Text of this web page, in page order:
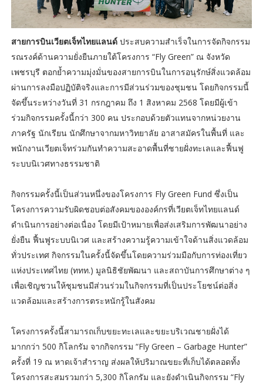
สายการบินเวียตเจ็ทไทยแลนด์ประสบความสำเร็จในการจัดกิจกรรม
รณรงค์ด้านความยั่งยืนภายใต้โครงการ “Fly Green” ณ จังหวัด
เพชรบุรี ตอกย้ำความมุ่งมั่นของสายการบินในการอนุรักษ์สิ่งแวดล้อม
ผ่านการลงมือปฏิบัติจริงและการมีส่วนร่วมของชุมชน โดยกิจกรรมนี้
จัดขึ้นระหว่างวันที่ 31 กรกฎาคม ถึง 1 สิงหาคม 2568 โดยมีผู้เข้า
ร่วมกิจกรรมครั้งนี้กว่า 300 คน ประกอบด้วยตัวแทนจากหน่วยงาน
ภาครัฐ นักเรียน นักศึกษาจากมหาวิทยาลัย อาสาสมัครในพื้นที่ และ
พนักงานเวียตเจ็ทร่วมกันทำความสะอาดพื้นที่ชายฝั่งทะเลและฟื้นฟู
ระบบนิเวศทางธรรมชาติ
กิจกรรมครั้งนี้เป็นส่วนหนึ่งของโครงการ Fly Green Fund ซึ่งเป็น
โครงการความรับผิดชอบต่อสังคมขององค์กรที่เวียตเจ็ทไทยแลนด์
ดำเนินการอย่างต่อเนื่อง โดยมีเป้าหมายเพื่อส่งเสริมการพัฒนาอย่าง
ยั่งยืน ฟื้นฟูระบบนิเวศ และสร้างความรู้ความเข้าใจด้านสิ่งแวดล้อม
ทั่วประเทศ กิจกรรมในครั้งนี้จัดขึ้นโดยความร่วมมือกับการท่องเที่ยว
แห่งประเทศไทย (ททท.) มูลนิธิชัยพัฒนา และสถาบันการศึกษาต่าง ๆ
เพื่อเชิญชวนให้ชุมชนมีส่วนร่วมในกิจกรรมที่เป็นประโยชน์ต่อสิ่ง
แวดล้อมและสร้างการตระหนักรู้ในสังคม
โครงการครั้งนี้สามารถเก็บขยะทะเลและขยะบริเวณชายฝั่งได้
มากกว่า 500 กิโลกรัม จากกิจกรรม “Fly Green – Garbage Hunter”
ครั้งที่ 19 ณ หาดเจ้าสำราญ ส่งผลให้ปริมาณขยะที่เก็บได้ตลอดทั้ง
โครงการสะสมรวมกว่า 5,300 กิโลกรัม และยังดำเนินกิจกรรม “Fly